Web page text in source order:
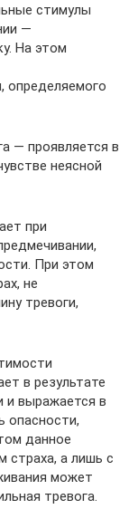
стимулы
—
На этом
определяемого
— проявляется в
неясной
при
При этом
не
тревоги,
в результате
и выражается в
опасности,
данное
страха, а лишь с
может
тревога.